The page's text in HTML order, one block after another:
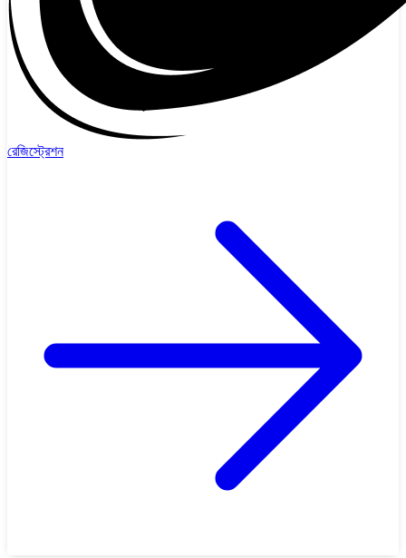
রেজিস্ট্রেশন